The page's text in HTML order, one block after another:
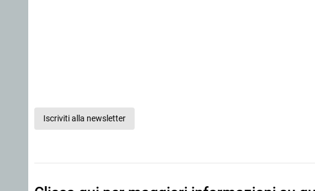
Iscriviti alla newsletter